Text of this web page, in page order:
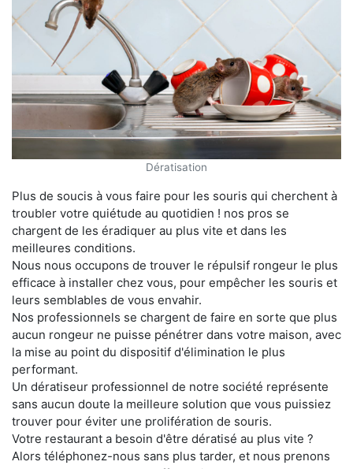
Dératisation
Plus de soucis à vous faire pour les souris qui cherchent à
troubler votre quiétude au quotidien ! nos pros se
chargent de les éradiquer au plus vite et dans les
meilleures conditions.
Nous nous occupons de trouver le répulsif rongeur le plus
efficace à installer chez vous, pour empêcher les souris et
leurs semblables de vous envahir.
Nos professionnels se chargent de faire en sorte que plus
aucun rongeur ne puisse pénétrer dans votre maison, avec
la mise au point du dispositif d'élimination le plus
performant.
Un dératiseur professionnel de notre société représente
sans aucun doute la meilleure solution que vous puissiez
trouver pour éviter une prolifération de souris.
Votre restaurant a besoin d'être dératisé au plus vite ?
Alors téléphonez-nous sans plus tarder, et nous prenons